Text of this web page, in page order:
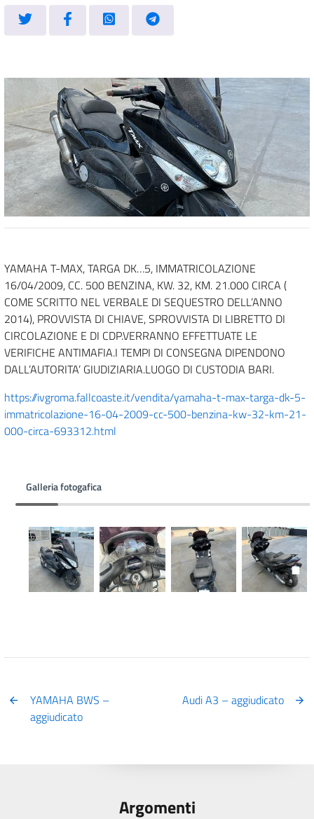
YAMAHA T-MAX, TARGA DK…5, IMMATRICOLAZIONE
16/04/2009, CC. 500 BENZINA, KW. 32, KM. 21.000 CIRCA (
COME SCRITTO NEL VERBALE DI SEQUESTRO DELL’ANNO
2014), PROVVISTA DI CHIAVE, SPROVVISTA DI LIBRETTO DI
CIRCOLAZIONE E DI CDP.VERRANNO EFFETTUATE LE
VERIFICHE ANTIMAFIA.I TEMPI DI CONSEGNA DIPENDONO
DALL’AUTORITA’ GIUDIZIARIA.LUOGO DI CUSTODIA BARI.
https://ivgroma.fallcoaste.it/vendita/yamaha-t-max-targa-dk-5-
immatricolazione-16-04-2009-cc-500-benzina-kw-32-km-21-
000-circa-693312.html
Galleria fotogafica
YAMAHA BWS –
aggiudicato
Audi A3 – aggiudicato
Argomenti